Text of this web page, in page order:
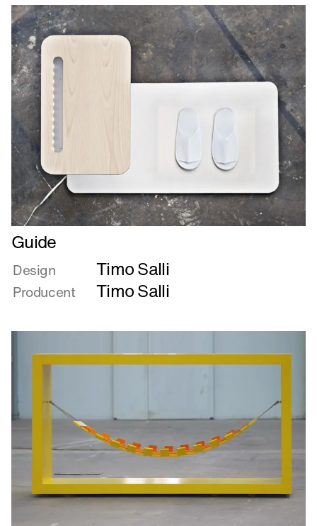
mig
og
en
stol
til
min
ven
Læs
mere
om
Guide
Guide
Design Timo Salli
Producent Timo Salli